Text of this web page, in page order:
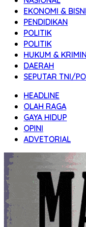
EKONOMI &
PENDIDIKAN
POLITIK
POLITIK
HUKUM &
DAERAH
SEPUTAR TNI/
HEADLINE
OLAH RAGA
GAYA HIDUP
OPINI
ADVETORIAL